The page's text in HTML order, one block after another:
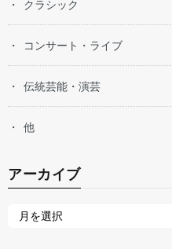
クラシック
コンサート・ライブ
伝統芸能・演芸
他
アーカイブ